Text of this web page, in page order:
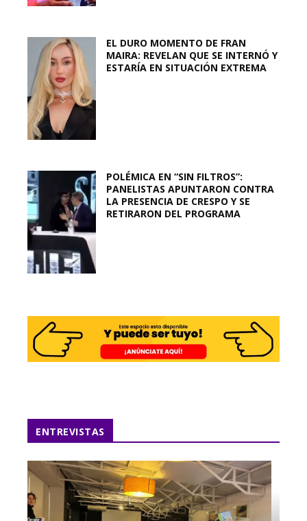
EL DURO MOMENTO DE FRAN
MAIRA: REVELAN QUE SE INTERNÓ Y
ESTARÍA EN SITUACIÓN EXTREMA
POLÉMICA EN “SIN FILTROS”:
PANELISTAS APUNTARON CONTRA
LA PRESENCIA DE CRESPO Y SE
RETIRARON DEL PROGRAMA
ENTREVISTAS